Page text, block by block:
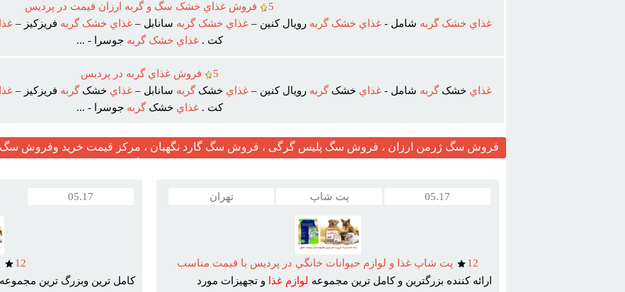
5
فروش غذاي خشک سگ و گربه ارزان قيمت در پرديس
غذاي خشک گربه شامل -غذاي خشک گربه رويال کنين –غذاي خشک گربه سانابل –غذاي خشک گربه فريزکيز –
کت .غذاي خشک گربه جوسرا - ...
5
فروش غذاي گربه در پرديس
غذاي خشکگربه شامل -غذاي خشکگربه رويال کنين –غذاي خشکگربه سانابل –غذاي خشکگربه فريزکيز –
کت .غذاي خشکگربه جوسرا - ...
فروش سگ ژرمن ارزان ، فروش سگ پلیس گرگی ، فروش سگ گارد نگهبان ، مرکز قیمت خرید وفروش سگ
05.17 پت شاپ تهران
12
پت شاپ غذا و لوازم حيوانات خانگي در پرديس با قيمت مناسب
ارائه کننده بزرگترين و کامل ترين مجموعه لوازم غذا و تجهيزات مورد
05.17
12
کامل ترين وبزرگ ترين مجموعه